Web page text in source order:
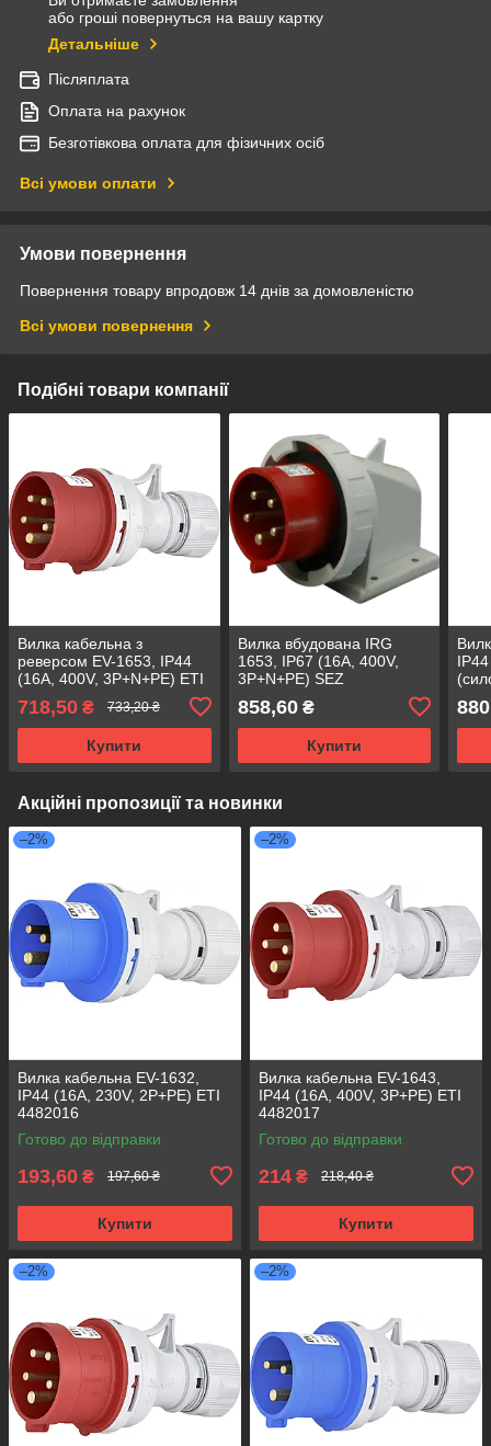
або гроші повернуться на вашу картку
Детальніше
Післяплата
Оплата на рахунок
Безготівкова оплата для фізичних осіб
Всі умови оплати
Умови повернення
Повернення товару впродовж 14 днів за домовленістю
Всі умови повернення
Подібні товари компанії
Вилка кабельна з
реверсом EV-1653, IP44
(16A, 400V, 3P+N+PE) ETI
718,50 ₴ 733,20 ₴
Купити
Вилка вбудована IRG
1653, IP67 (16A, 400V,
3P+N+PE) SEZ
858,60₴
Купити
Акційні пропозиції та новинки
–2%
Вилка кабельна EV-1632,
IP44 (16A, 230V, 2P+PE) ETI
4482016
Готово до відправки
193,60 ₴ 197,60 ₴
Купити
–2%
Вилка кабельна EV-1643,
IP44 (16A, 400V, 3P+PE) ETI
4482017
Готово до відправки
214 ₴ 218,40 ₴
Купити
–2% –2%